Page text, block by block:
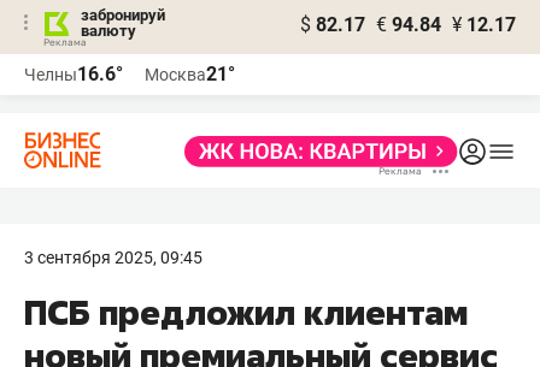
забронируй
валюту
$ 82.17 € 94.84 ¥ 12.17
Челны16.6° Москва21°
3 сентября 2025, 09:45
ПСБ предложил клиентам
новый премиальный сервис